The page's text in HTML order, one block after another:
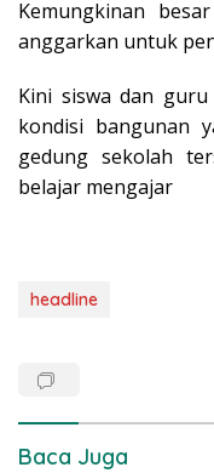
Kemungkinan
anggarkan untuk
Kini siswa dan
kondisi bangunan
gedung sekolah
belajar mengajar
headline
Baca Juga